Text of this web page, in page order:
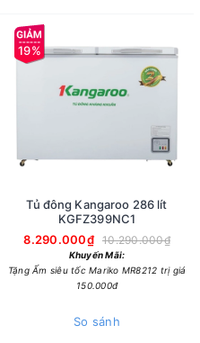
19%
Tủ đông Kangaroo 286 lít
KGFZ399NC1
8.290.000₫
10.290.000₫
Khuyến Mãi:
Tặng Ấm siêu tốc Mariko MR8212 trị giá
150.000đ
So sánh